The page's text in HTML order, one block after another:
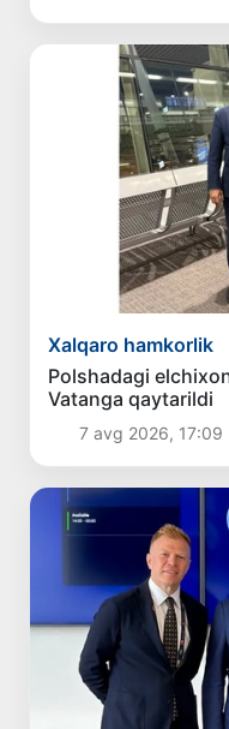
Xalqaro hamkorlik
Polshadagi
Vatanga qaytarildi
7 avg 2026, 17:09